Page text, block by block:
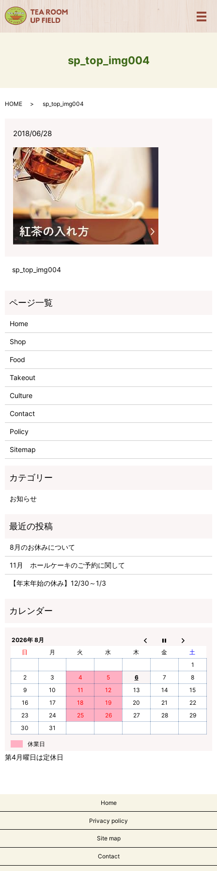
メ
sp_top_img004
HOME sp_top_img004
2018/06/28
sp_top_img004
Home
Shop
Food
Takeout
Culture
Contact
Policy
Sitemap
お知らせ
8月のお休みについて
11月 ホールケーキのご予約に関して
【年末年始の休み】12/30～1/3
2026年 8月
日
月 火 水 木 金
土
1
2
3 4 5 6 7
8
9
10 11 12 13 14
15
16
17 18 19 20 21
22
23
24 25 26 27 28
29
30
31
休業日
第4月曜日は定休日
Home
Privacy policy
Site map
Contact